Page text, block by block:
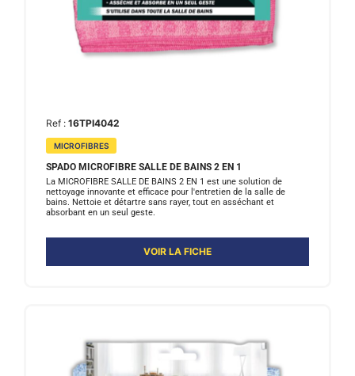
Ref : 16TPI4042
MICROFIBRES
SPADO MICROFIBRE SALLE DE BAINS 2 EN 1
La MICROFIBRE SALLE DE BAINS 2 EN 1 est une solution de
nettoyage innovante et efficace pour l'entretien de la salle de
bains. Nettoie et détartre sans rayer, tout en asséchant et
absorbant en un seul geste.
VOIR LA FICHE